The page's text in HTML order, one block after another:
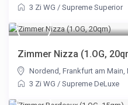
3 Zi WG /Supreme Superior
Zimmer Nizza (1.OG,
Nordend,Frankfurt am Main,
3 Zi WG /Supreme DeLuxe